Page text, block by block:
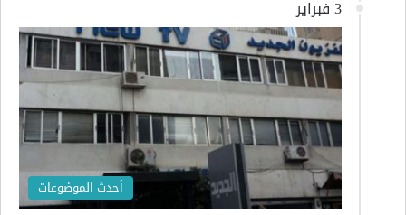
3 فبراير
أحدث الموضوعات